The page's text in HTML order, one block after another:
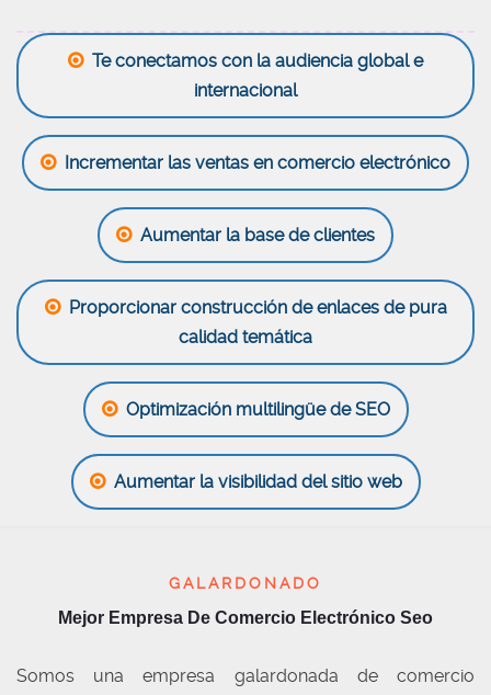
Te conectamos con la audiencia global e
internacional
Incrementar las ventas en comercio electrónico
Aumentar la base de clientes
Proporcionar construcción de enlaces de pura
calidad temática
Optimización multilingüe de SEO
Aumentar la visibilidad del sitio web
GALARDONADO
Mejor Empresa De Comercio Electrónico Seo
Somos una empresa galardonada de comercio